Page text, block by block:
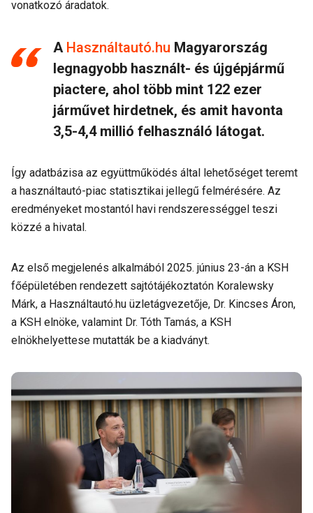
vonatkozó áradatok.
A Használtautó.hu Magyarország
legnagyobb használt- és újgépjármű
piactere, ahol több mint 122 ezer
járművet hirdetnek, és amit havonta
3,5-4,4 millió felhasználó látogat.
Így adatbázisa az együttműködés által lehetőséget teremt
a használtautó-piac statisztikai jellegű felmérésére. Az
eredményeket mostantól havi rendszerességgel teszi
közzé a hivatal.
Az első megjelenés alkalmából 2025. június 23-án a KSH
főépületében rendezett sajtótájékoztatón Koralewsky
Márk, a Használtautó.hu üzletágvezetője, Dr. Kincses Áron,
a KSH elnöke, valamint Dr. Tóth Tamás, a KSH
elnökhelyettese mutatták be a kiadványt.